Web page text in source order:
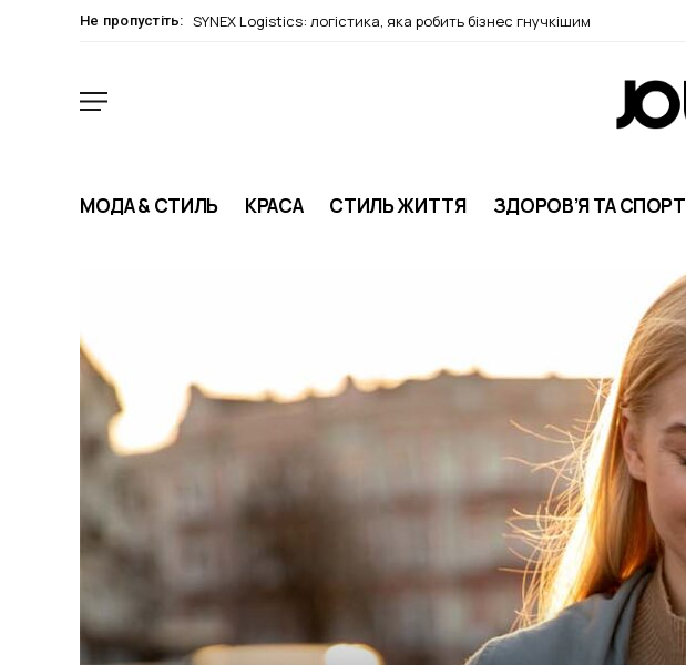
Не пропустіть: SYNEX Logistics: логістика, яка робить бізнес гнучкішим
МОДА & СТИЛЬ КРАСА СТИЛЬ ЖИТТЯ ЗДОРОВ’Я ТА СПОРТ